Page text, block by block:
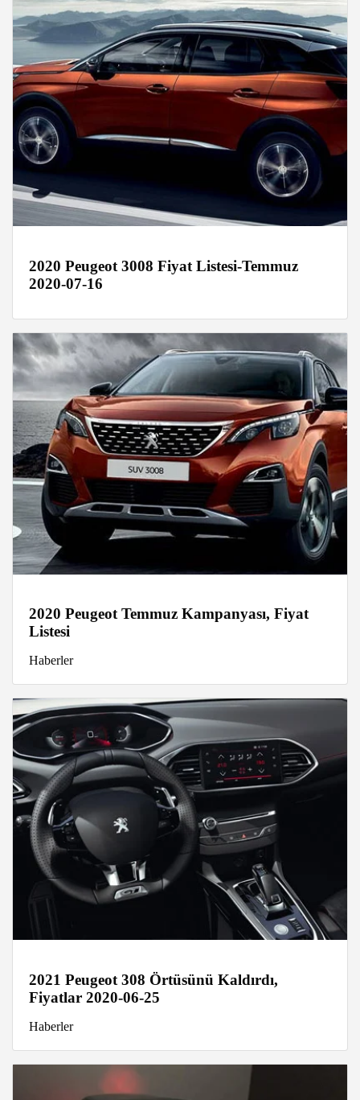
2020 Peugeot 3008 Fiyat Listesi-Temmuz
2020-07-16
2020 Peugeot Temmuz Kampanyası, Fiyat
Listesi
Haberler
2021 Peugeot 308 Örtüsünü Kaldırdı,
Fiyatlar 2020-06-25
Haberler